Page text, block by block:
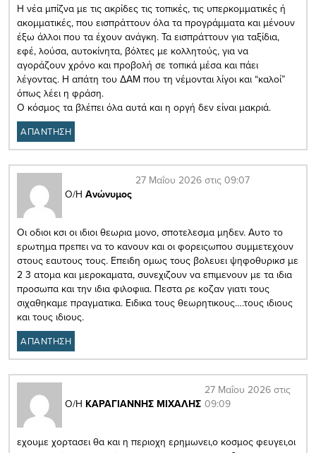
Η νέα μπίζνα με τις ακρίδες τις τοπικές, τις υπερκομματικές ή
ακομματικές, που εισπράττουν όλα τα προγράμματα και μένουν
έξω άλλοι που τα έχουν ανάγκη. Τα εισπράττουν για ταξίδια,
εφέ, λούσα, αυτοκίνητα, βόλτες με κολλητούς, για να
αγοράζουν χρόνο και προβολή σε τοπικά μέσα και πάει
λέγοντας. Η απάτη του ΔΑΜ που τη νέμονται λίγοι και “καλοί”
όπως λέει η φράση.
Ο κόσμος τα βλέπει όλα αυτά και η οργή δεν είναι μακριά.
ΑΠΑΝΤΗΣΗ
Ο/Η Ανώνυμος
27 Μαΐου 2026 στις 09:07
Οι οδιοι κσι οι ιδιοι θεωρια μονο, σποτελεσμα μηδεν. Αυτο το
ερωτημα πρεπει να το κανουν και οι φορειςωπου συμμετεχουν
στους εαυτους τους. Επειδη ομως τους βολευει ψηφοθυρικσ με
2 3 ατομα και μεροκαματα, συνεχιζουν να επιμενουν με τα ιδια
προσωπα και την ιδια φιλοφιια. Πεστα ρε κοζαν γιατι τους
σιχαθηκαμε πραγματικα. Ειδικα τους θεωρητικους….τους ιδιους
και τους ιδιους.
ΑΠΑΝΤΗΣΗ
Ο/Η ΚΑΡΑΓΙΑΝΝΗΣ ΜΙΧΑΛΗΣ
27 Μαΐου 2026 στις
09:09
εχουμε χορτασει θα και η περιοχη ερημωνει,ο κοσμος φευγει,οι